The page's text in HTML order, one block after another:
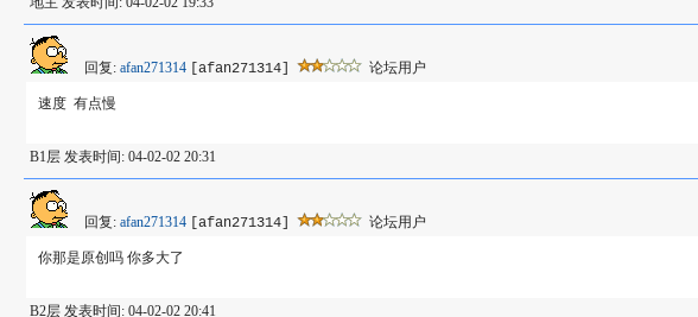
回复: afan271314 [afan271314] 论坛用户
速度 有点慢
B1层 发表时间: 04-02-02 20:31
回复: afan271314 [afan271314] 论坛用户
你那是原创吗 你多大了
B2层 发表时间: 04-02-02 20:41